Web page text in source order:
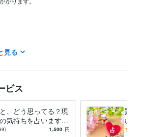
ため、鑑定結果のお届けまで、お時間かかり
見る
ビス
、どう思ってる？現
気持ちを占います
ット♡彼の気持ち♡
1,500 円
質問
い
な恋